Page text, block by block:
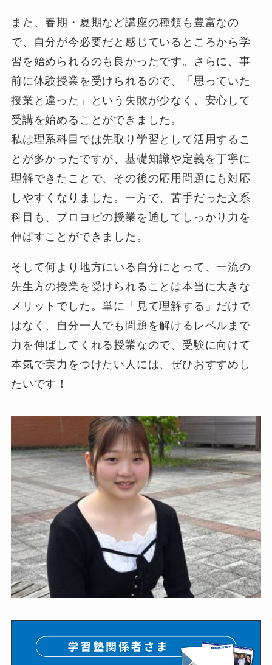
また、春期・夏期など講座の種類も豊富なの
で、自分が今必要だと感じているところから学
習を始められるのも良かったです。さらに、事
前に体験授業を受けられるので、「思っていた
授業と違った」という失敗が少なく、安心して
受講を始めることができました。
私は理系科目では先取り学習として活用するこ
とが多かったですが、基礎知識や定義を丁寧に
理解できたことで、その後の応用問題にも対応
しやすくなりました。一方で、苦手だった文系
科目も、ブロヨビの授業を通してしっかり力を
伸ばすことができました。
そして何より地方にいる自分にとって、一流の
先生方の授業を受けられることは本当に大きな
メリットでした。単に「見て理解する」だけで
はなく、自分一人でも問題を解けるレベルまで
力を伸ばしてくれる授業なので、受験に向けて
本気で実力をつけたい人には、ぜひおすすめし
たいです！